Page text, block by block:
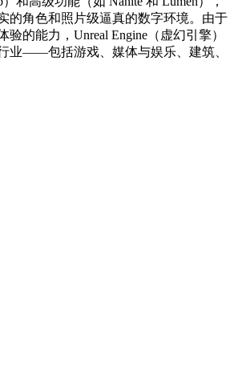
的角色和照片级逼真的数字环境。由于
的能力，Unreal Engine（虚幻引擎）
业——包括游戏、媒体与娱乐、建筑、